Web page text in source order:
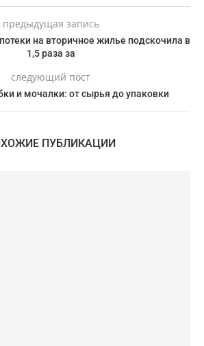
предыдущая запись
на вторичное жилье подскочила в
1,5 раза за
следующий пост
и мочалки: от сырья до упаковки
ПУБЛИКАЦИИ